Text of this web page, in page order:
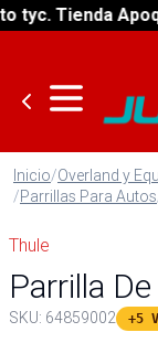
Tienda
Inicio/Overland y
/Parrillas Para Autos
Thule
Parrilla
SKU: 64859002 +5